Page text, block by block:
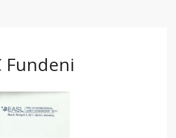
Fundeni